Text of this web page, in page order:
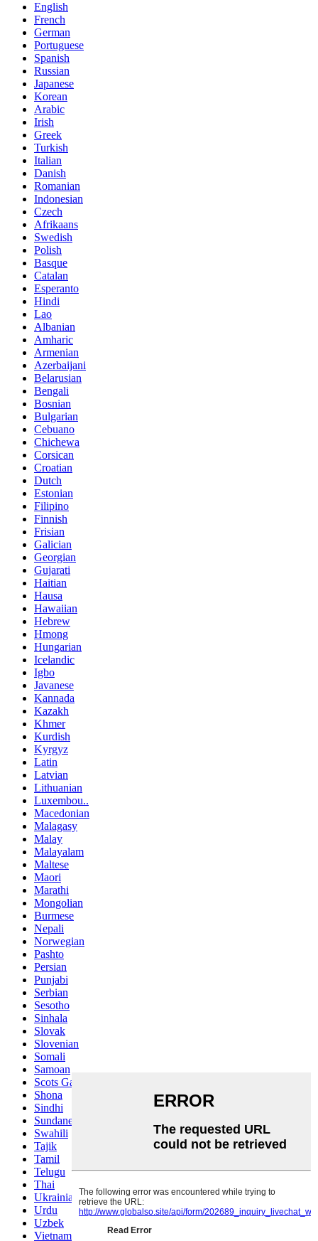
English
French
German
Portuguese
Spanish
Russian
Japanese
Korean
Arabic
Irish
Greek
Turkish
Italian
Danish
Romanian
Indonesian
Czech
Afrikaans
Swedish
Polish
Basque
Catalan
Esperanto
Hindi
Lao
Albanian
Amharic
Armenian
Azerbaijani
Belarusian
Bengali
Bosnian
Bulgarian
Cebuano
Chichewa
Corsican
Croatian
Dutch
Estonian
Filipino
Finnish
Frisian
Galician
Georgian
Gujarati
Haitian
Hausa
Hawaiian
Hebrew
Hmong
Hungarian
Icelandic
Igbo
Javanese
Kannada
Kazakh
Khmer
Kurdish
Kyrgyz
Latin
Latvian
Lithuanian
Luxembou..
Macedonian
Malagasy
Malay
Malayalam
Maltese
Maori
Marathi
Mongolian
Burmese
Nepali
Norwegian
Pashto
Persian
Punjabi
Serbian
Sesotho
Sinhala
Slovak
Slovenian
Somali
Samoan
Scots Gaelic
Shona
Sindhi
Sundanese
Swahili
Tajik
Tamil
Telugu
Thai
Ukrainian
Urdu
Uzbek
Vietnamese